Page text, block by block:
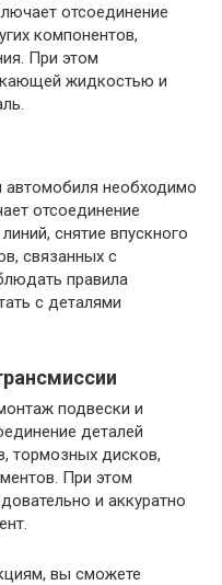
отсоединение
компонентов,
При этом
жидкостью и
необходимо
отсоединение
снятие впускного
связанных с
правила
с деталями
подвески и
деталей
тормозных дисков,
При этом
и аккуратно
вы сможете